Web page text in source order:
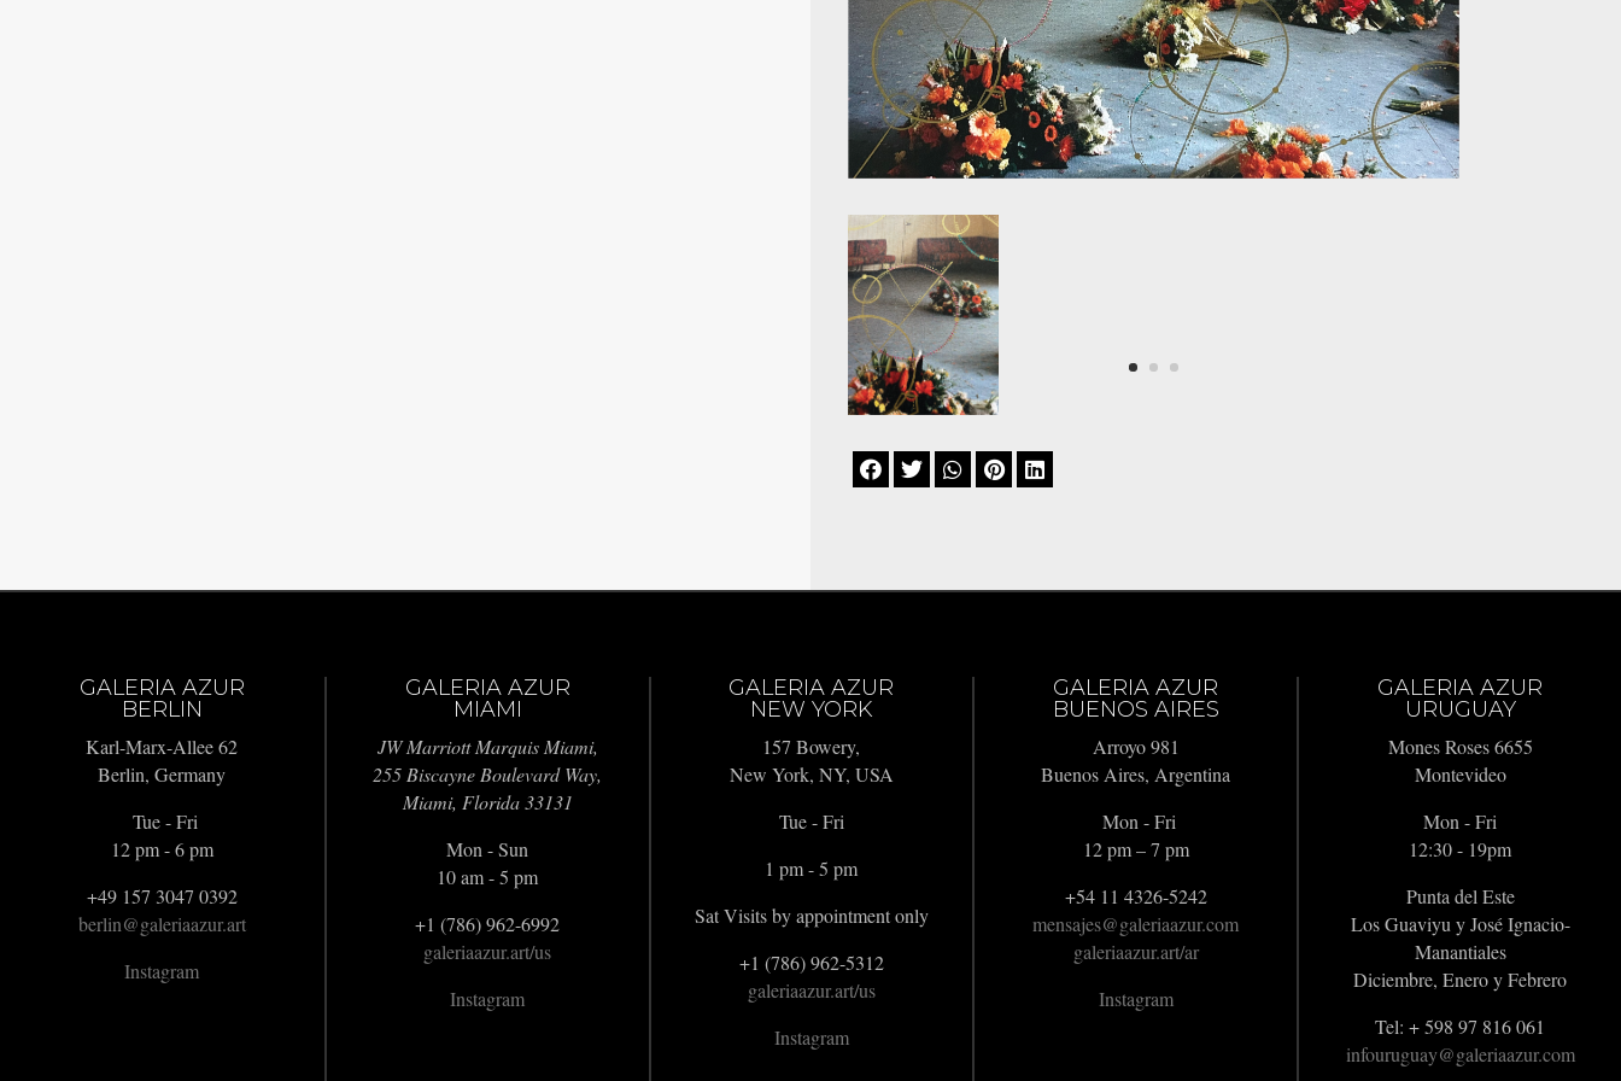
    
GALERIA AZUR
BERLIN
Karl-Marx-Allee 62
Berlin, Germany
Tue - Fri
12 pm - 6 pm
+49 157 3047 0392
berlin@galeriaazur.art
Instagram
GALERIA AZUR
MIAMI
JW Marriott Marquis Miami,
255 Biscayne Boulevard Way,
Miami, Florida 33131
Mon - Sun
10 am - 5 pm
+1 (786) 962-6992
galeriaazur.art/us
Instagram
GALERIA AZUR
NEW YORK
157 Bowery,
New York, NY, USA
Tue - Fri
1 pm - 5 pm
Sat Visits by appointment only
+1 (786) 962-5312
galeriaazur.art/us
Instagram
GALERIA AZUR
BUENOS AIRES
Arroyo 981
Buenos Aires, Argentina
Mon - Fri
12 pm – 7 pm
+54 11 4326-5242
mensajes@galeriaazur.com
galeriaazur.art/ar
Instagram
GALERIA AZUR
URUGUAY
Mones Roses 6655
Montevideo
Mon - Fri
12:30 - 19pm
Punta del Este
Los Guaviyu y José Ignacio-
Manantiales
Diciembre, Enero y Febrero
Tel: + 598 97 816 061
infouruguay@galeriaazur.com